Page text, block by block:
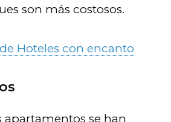
son más costosos.
Hoteles con encanto
apartamentos se han